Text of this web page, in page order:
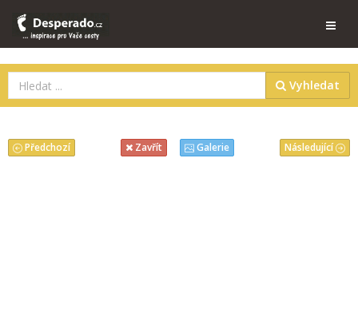
Vyhledat
Následující
Předchozí Zavřít Galerie